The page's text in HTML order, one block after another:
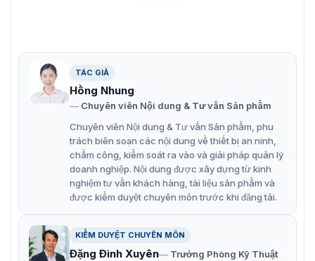
Thiết bị kiểm soát ra vào độc lập ZKTeco ProRF-T
Tính năng nổi bật máy chấm công thẻ
từ ZKTeco ProRF-T
ZKTeco ProRF T mang đến những tính năng công nghệ
hiện đại, đáp ứng nhiều yêu cầu của doanh nghiệp.
Chính vì vậy, sản phẩm được rất nhiều đơn vị lựa chọn
để sử dụng và nhận được nhiều phản hồi tích cực từ
khách hàng bởi các ưu điểm như:
TÁC GIẢ
Hồng Nhung
Chuyên viên Nội dung & Tư vấn Sản phẩm
Chuyên viên Nội dung & Tư vấn Sản phẩm, phụ
trách biên soạn các nội dung về thiết bị an ninh,
chấm công, kiểm soát ra vào và giải pháp quản lý
doanh nghiệp. Nội dung được xây dựng từ kinh
nghiệm tư vấn khách hàng, tài liệu sản phẩm và
được kiểm duyệt chuyên môn trước khi đăng tải.
KIỂM DUYỆT CHUYÊN MÔN
Đặng Đình Xuyên
Trưởng Phòng Kỹ Thuật